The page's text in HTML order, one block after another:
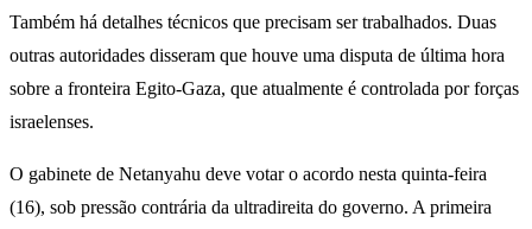
Também há detalhes técnicos que precisam ser trabalhados. Duas
outras autoridades disseram que houve uma disputa de última hora
sobre a fronteira Egito-Gaza, que atualmente é controlada por forças
israelenses.
O gabinete de Netanyahu deve votar o acordo nesta quinta-feira
(16), sob pressão contrária da ultradireita do governo. A primeira